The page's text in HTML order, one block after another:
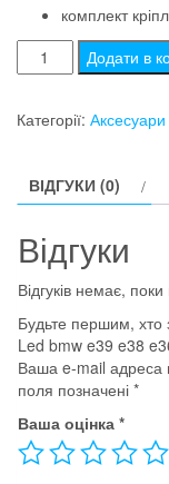
комплект
Ангельскі
очі
e39
e36
кількість
Додати в
Категорії:
ВІДГУКИ (0)
Відгуки
Відгуків немає,
Будьте першим, хто
Led bmw e39 e38
Ваша e-mail адреса
поля позначені *
Ваша оцінка *